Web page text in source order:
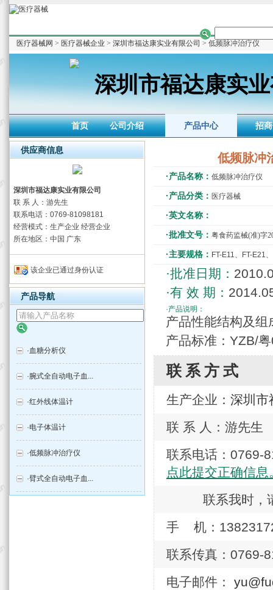
医疗器械网 > 医疗器械企业 > 深圳市福达康实业有限公司 > 低频脉冲治疗仪
深圳市福达康实
首页 公司介绍 产品中心 招
低频脉冲
·产品名称： 低频脉冲治疗仪
·产品分类： 医疗器械
·英文名称：
·批准文号： 粤食药监械(准)字
·主要规格： FT-E11、FT-E21
·批准日期：
·有 效 期：
·产品说明：
产品性能结构及
产品标准：YZB/
联系方式
生产企业： 深圳市
联 系 人：游先生
联系电话：
点此提交正确信息
联系我时，
手 机：
联系传真：0769-
电子邮件：
供应商信息
深圳市福达康实业有限公司
联 系 人：游先生
联系电话：0769-81098181
经营模式：生产企业 经营企业
所在地区：中国 广东
该企业已通过身份认证
产品导航
·血糖分析仪
·腕式全自动电子血...
·红外线体温计
·电子体温计
·低频脉冲治疗仪
·臂式全自动电子血...